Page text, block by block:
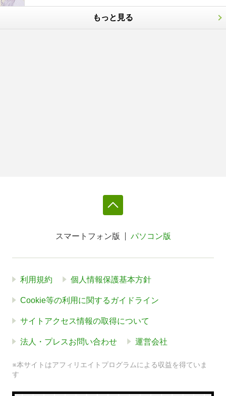
もっと見る
スマートフォン版 パソコン版
利用規約 個人情報保護基本方針
Cookie等の利用に関するガイドライン
サイトアクセス情報の取得について
法人・プレスお問い合わせ 運営会社
※本サイトはアフィリエイトプログラムによる収益を得ていま
す